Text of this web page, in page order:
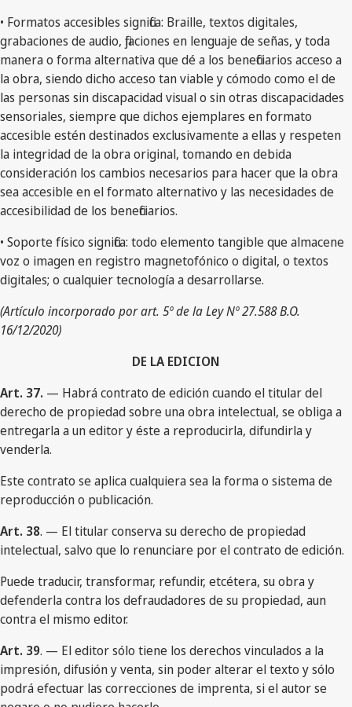
• Formatos accesibles significa: Braille, textos digitales,
grabaciones de audio, fijaciones en lenguaje de señas, y toda
manera o forma alternativa que dé a los beneficiarios acceso a
la obra, siendo dicho acceso tan viable y cómodo como el de
las personas sin discapacidad visual o sin otras discapacidades
sensoriales, siempre que dichos ejemplares en formato
accesible estén destinados exclusivamente a ellas y respeten
la integridad de la obra original, tomando en debida
consideración los cambios necesarios para hacer que la obra
sea accesible en el formato alternativo y las necesidades de
accesibilidad de los beneficiarios.
• Soporte físico significa: todo elemento tangible que almacene
voz o imagen en registro magnetofónico o digital, o textos
digitales; o cualquier tecnología a desarrollarse.
(Artículo incorporado por art. 5º de la Ley Nº 27.588 B.O.
16/12/2020)
DE LA EDICION
Art. 37. — Habrá contrato de edición cuando el titular del
derecho de propiedad sobre una obra intelectual, se obliga a
entregarla a un editor y éste a reproducirla, difundirla y
venderla.
Este contrato se aplica cualquiera sea la forma o sistema de
reproducción o publicación.
Art. 38. — El titular conserva su derecho de propiedad
intelectual, salvo que lo renunciare por el contrato de edición.
Puede traducir, transformar, refundir, etcétera, su obra y
defenderla contra los defraudadores de su propiedad, aun
contra el mismo editor.
Art. 39. — El editor sólo tiene los derechos vinculados a la
impresión, difusión y venta, sin poder alterar el texto y sólo
podrá efectuar las correcciones de imprenta, si el autor se